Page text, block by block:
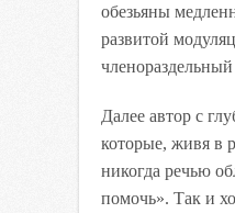
обезьяны
развитой
Далее автор с
которые, живя в
никогда речью
помочь». Так и